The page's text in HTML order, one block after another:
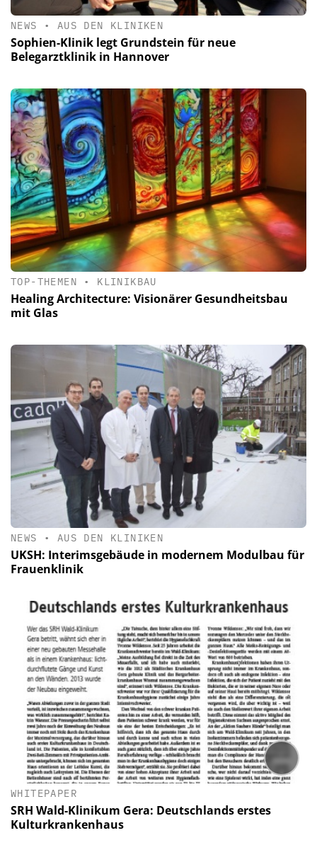
NEWS • AUS DEN KLINIKEN
Sophien-Klinik legt Grundstein für neue
Belegarztklinik in Hannover
TOP-THEMEN • KLINIKBAU
Healing Architecture: Visionärer Gesundheitsbau
mit Glas
NEWS • AUS DEN KLINIKEN
UKSH: Interimsgebäude in modernem Modulbau für
Frauenklinik
WHITEPAPER
SRH Wald-Klinikum Gera: Deutschlands erstes
Kulturkrankenhaus